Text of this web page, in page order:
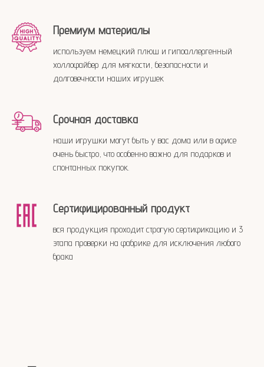
Премиум материалы
используем немецкий плюш и гипоаллергенный
холлофайбер для мягкости, безопасности и
долговечности наших игрушек
Срочная доставка
наши игрушки могут быть у вас дома или в офисе
очень быстро, что особенно важно для подарков и
спонтанных покупок.
Сертифицированный продукт
вся продукция проходит строгую сертификацию и 3
этапа проверки на фабрике для исключения любого
брака